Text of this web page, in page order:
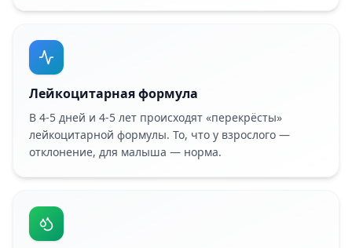
Лейкоцитарная формула
В 4-5 дней и 4-5 лет происходят «перекрёсты»
лейкоцитарной формулы. То, что у взрослого —
отклонение, для малыша — норма.